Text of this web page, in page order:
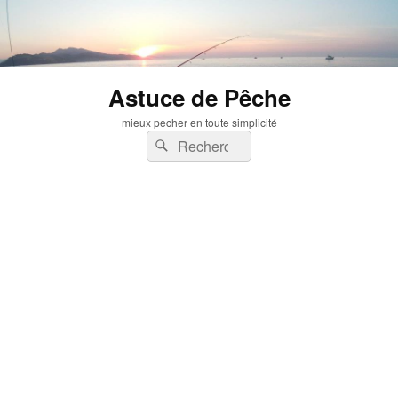
Astuce de Pêche
mieux pecher en toute simplicité
Recherche :
Rechercher